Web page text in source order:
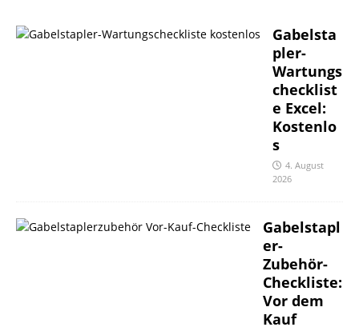
Gabelsta
pler-
Wartungs
checklist
e Excel:
Kostenlo
s
4. August
2026
Gabelstapl
er-
Zubehör-
Checkliste:
Vor dem
Kauf